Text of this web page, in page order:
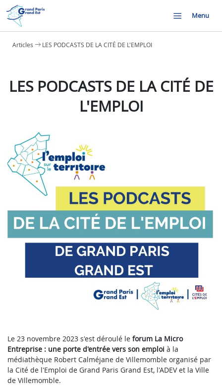
Menu
Articles LES PODCASTS DE LA CITÉ DE L'EMPLOI
LES PODCASTS DE LA CITÉ DE
L'EMPLOI
Le 23 novembre 2023 s'est déroulé le forum La Micro
Entreprise : une porte d'entrée vers son emploi à la
médiathèque Robert Calméjane de Villemomble organisé par
la Cité de l'Emploi de Grand Paris Grand Est, l'ADEV et la Ville
de Villemomble.